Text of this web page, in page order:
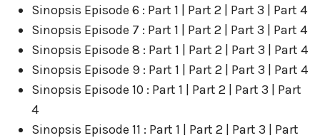
Sinopsis Episode 6 : Part 1 | Part 2 | Part 3 | Part 4
Sinopsis Episode 7 : Part 1 | Part 2 | Part 3 | Part 4
Sinopsis Episode 8 : Part 1 | Part 2 | Part 3 | Part 4
Sinopsis Episode 9 : Part 1 | Part 2 | Part 3 | Part 4
Sinopsis Episode 10 : Part 1 | Part 2 | Part 3 | Part
4
Sinopsis Episode 11 : Part 1 | Part 2 | Part 3 | Part